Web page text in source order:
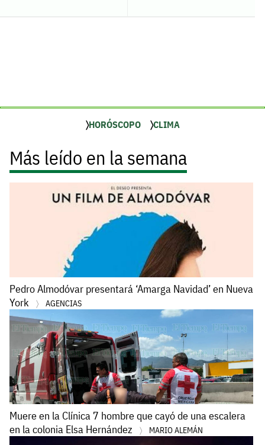
HORÓSCOPO CLIMA
Más leído en la semana
Pedro Almodóvar presentará ‘Amarga Navidad’ en Nueva
York
AGENCIAS
Muere en la Clínica 7 hombre que cayó de una escalera
en la colonia Elsa Hernández
MARIO ALEMÁN